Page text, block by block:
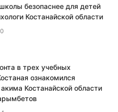
безопаснее для детей
Костанайской области
в трех учебных
ознакомился
Костанайской области